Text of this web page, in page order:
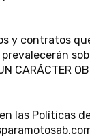
y contratos
CARÁCTER
las Políticas